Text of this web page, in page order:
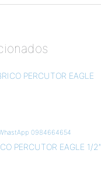
0984664654
PERCUTOR EAGLE 1/2″